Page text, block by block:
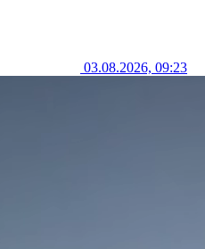
03.08.2026, 09:23